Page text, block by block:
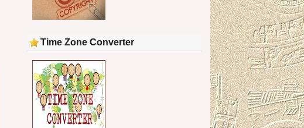
Time Zone Converter